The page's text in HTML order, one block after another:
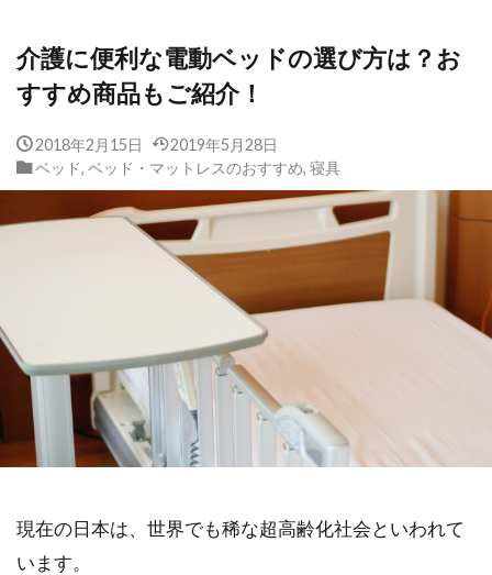
介護に便利な電動ベッドの選び方は？お
すすめ商品もご紹介！
2018年2月15日
2019年5月28日
ベッド, ベッド・マットレスのおすすめ, 寝具
現在の日本は、世界でも稀な超高齢化社会といわれて
います。